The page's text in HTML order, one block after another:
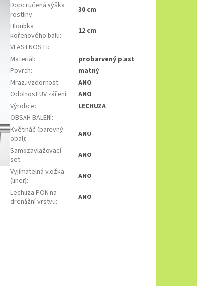
Doporučená výška
rostliny:
30 cm
Hloubka
kořenového balu:
12 cm
VLASTNOSTI:
Materiál:
probarvený plast
Povrch:
matný
Mrazuvzdornost:
ANO
Odolnost UV záření:
ANO
Výrobce:
LECHUZA
OBSAH BALENÍ:
Květináč (barevný
obal):
ANO
Samozavlažovací
set:
ANO
Vyjímatelná vložka
(liner):
ANO
Lechuza PON na
drenážní vrstvu: ANO